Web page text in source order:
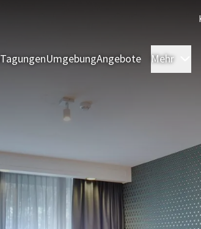
TagungenUmgebungAngebote Mehr